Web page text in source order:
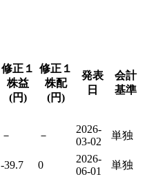
修正１
株益
(円)
修正１
株配
(円)
発表
日
会計
基準
－ －
2026-
03-02
単独
-39.7 0
2026-
06-01
単独